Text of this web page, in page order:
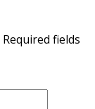
Required fields